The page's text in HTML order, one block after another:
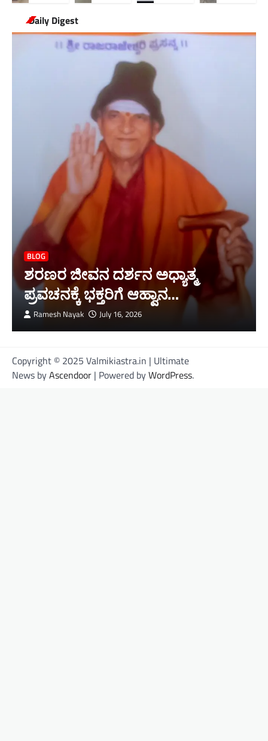
Daily Digest
BLOG
ಶರಣರ ಜೀವನ ದರ್ಶನ ಅಧ್ಯಾತ್ಮ
ಪ್ರವಚನಕ್ಕೆ ಭಕ್ತರಿಗೆ ಆಹ್ವಾನ…
Ramesh Nayak July 16, 2026
Copyright © 2025 Valmikiastra.in | Ultimate
News byAscendoor | Powered byWordPress.